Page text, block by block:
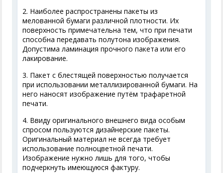
2. Наиболее распространены пакеты из
мелованной бумаги различной плотности. Их
поверхность примечательна тем, что при печати
способна передавать полутона изображения.
Допустима ламинация прочного пакета или его
лакирование.
3. Пакет с блестящей поверхностью получается
при использовании металлизированной бумаги. На
него наносят изображение путём трафаретной
печати.
4. Ввиду оригинального внешнего вида особым
спросом пользуются дизайнерские пакеты.
Оригинальный материал не всегда требует
использование полноцветной печати.
Изображение нужно лишь для того, чтобы
подчеркнуть имеющуюся фактуру.